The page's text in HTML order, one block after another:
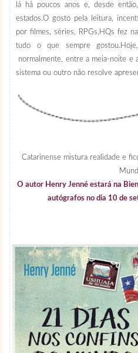
lá há poucos anos e, desde
estados.O gosto pela leitura,
por filmes, séries, RPGs,HQs fez
tudo o que sempre
normalmente, entre a meia-noite e
sistema ou outro não resolve
Catarinense mistura realidade e
O autor Henry Jenné estará na
autógrafos no dia 10 de